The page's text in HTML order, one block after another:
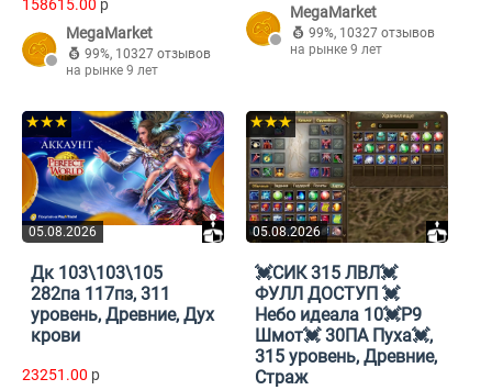
158615.00 p
MegaMarket
99%, 10327 отзывов
на рынке 9 лет
MegaMarket
99%, 10327 отзывов
на рынке 9 лет
05.08.2026
★★★
Дк 103\103\105
282па 117пз, 311
уровень, Древние, Дух
крови
23251.00 p
05.08.2026
★★★
💓СИК 315 ЛВЛ💓
ФУЛЛ ДОСТУП 💓
Небо идеала 10💓Р9
Шмот💓 30ПА Пуха💓,
315 уровень, Древние,
Страж